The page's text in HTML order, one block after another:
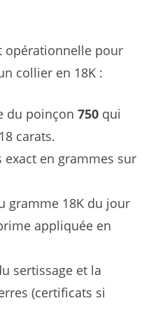
opérationnelle pour
collier en 18K :
du poinçon 750 qui
carats.
en grammes sur
gramme 18K du jour
appliquée en
sertissage et la
(certificats si